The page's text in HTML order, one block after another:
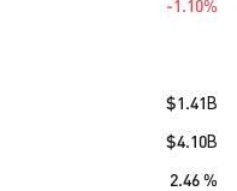
-1.10%
$1.41B
$4.10B
2.46 %